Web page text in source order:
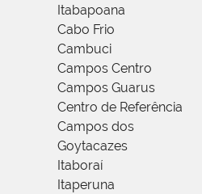
Itabapoana
Cabo Frio
Cambuci
Campos Centro
Campos Guarus
Centro de Referência
Campos dos
Goytacazes
Itaboraí
Itaperuna